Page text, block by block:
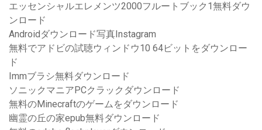
エッセンシャルエレメンツ2000フルートブック1無料ダウ
ンロード
Androidダウンロード写真Instagram
無料でアドビの試聴ウィンドウ10 64ビットをダウンロー
ド
Immブラシ無料ダウンロード
ソニックマニアPCクラックダウンロード
無料のMinecraftのゲームをダウンロード
幽霊の丘の家epub無料ダウンロード